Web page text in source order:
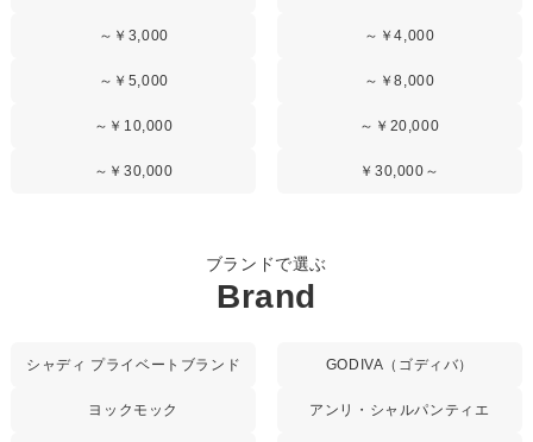
～￥3,000 ～￥4,000
～￥5,000 ～￥8,000
～￥10,000 ～￥20,000
～￥30,000 ￥30,000～
ブランドで選ぶ
Brand
シャディ プライベートブランド GODIVA（ゴディバ）
ヨックモック アンリ・シャルパンティエ